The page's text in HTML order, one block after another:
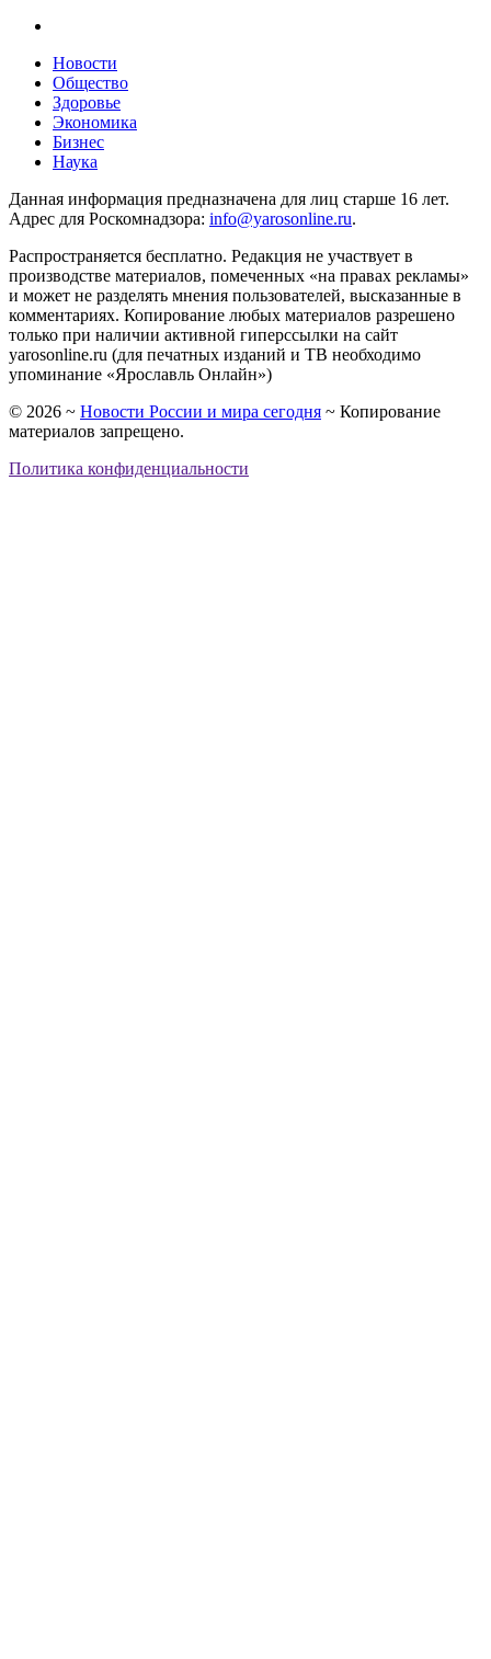
Новости
Общество
Здоровье
Экономика
Бизнес
Наука
Данная информация предназначена для лиц старше 16 лет.
Адрес для Роскомнадзора: info@yarosonline.ru.
Распространяется бесплатно. Редакция не участвует в
производстве материалов, помеченных «на правах рекламы»
и может не разделять мнения пользователей, высказанные в
комментариях. Копирование любых материалов разрешено
только при наличии активной гиперссылки на сайт
yarosonline.ru (для печатных изданий и ТВ необходимо
упоминание «Ярославль Онлайн»)
© 2026 ~ Новости России и мира сегодня ~ Копирование
материалов запрещено.
Политика конфиденциальности